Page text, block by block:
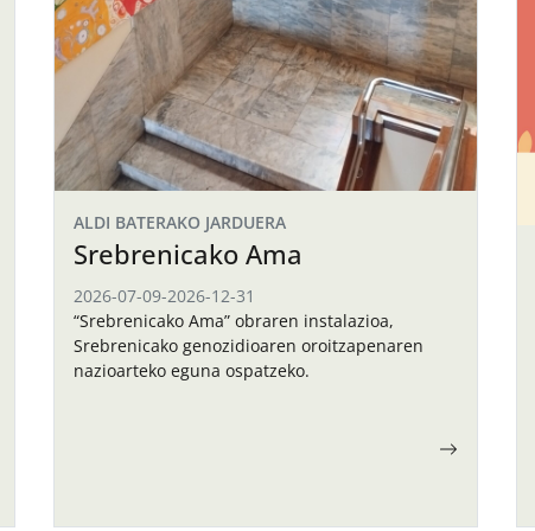
ALDI BATERAKO JARDUERA
Srebrenicako Ama
2026-07-09-2026-12-31
“Srebrenicako Ama” obraren instalazioa,
Srebrenicako genozidioaren oroitzapenaren
nazioarteko eguna ospatzeko.